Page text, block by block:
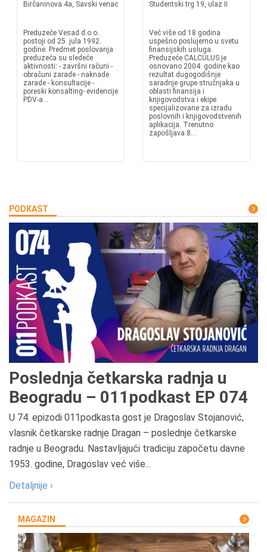
Birčaninova 4a, Savski venac
Preduzeće Vesad d.o.o.
postoji od 25. jula 1992.
godine. Predmet poslovanja
preduzeća su sledeće
aktivnosti: - završni računi -
obračuni zarade - naknade
zarade - konsultacije -
poreski konsalting- evidencije
PDV-a...
Studentski trg 19, ulaz II
Već više od 18 godina
uspešno poslujemo u svetu
finansijskih usluga.
Preduzeće CALCULUS je
osnovano 2004. godine kao
rezultat dugogodišnje
saradnje grupe stručnjaka u
oblasti finansija i
knjigovodstva i ekipe
specijalizovane za izradu
poslovnih i knjigovodstvenih
aplikacija. Trenutno
zapošljava 8...
PODKAST
Poslednja četkarska radnja u
Beogradu – 011podkast EP 074
U 74. epizodi 011podkasta gost je Dragoslav Stojanović,
vlasnik četkarske radnje Dragan – poslednje četkarske
radnje u Beogradu. Nastavljajući tradiciju započetu davne
1953. godine, Dragoslav već više...
Detaljnije ›
MAGAZIN